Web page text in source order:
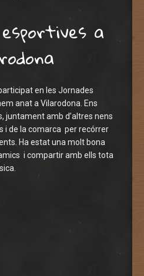
a
en les Jornades
anat a Vilarodona. Ens
juntament amb d’altres nens
i de la comarca per recórrer
Ha estat una molt bona
i compartir amb ells tota